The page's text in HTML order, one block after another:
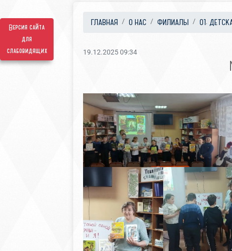
Версия сайта
для
слабовидящих
ГЛАВНАЯ О НАС ФИЛИАЛЫ 01.
19.12.2025 09:34